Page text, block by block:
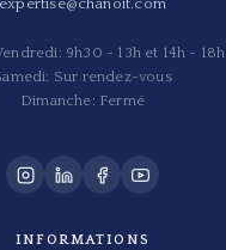
expertise@chanoit.com
9h30 - 13h et 14h - 18h
Sur rendez-vous
Dimanche: Fermé
INFORMATIONS